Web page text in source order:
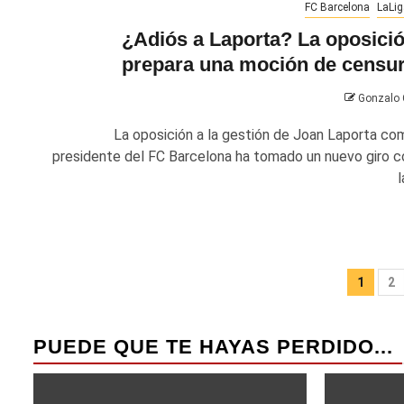
FC Barcelona
¿Adiós a Laporta? La
prepara una moción de
Gonzalo
La oposición a la gestión de Joan Laporta
presidente del FC Barcelona ha tomado un nuevo giro
1 2
PUEDE QUE TE HAYAS PERDIDO...